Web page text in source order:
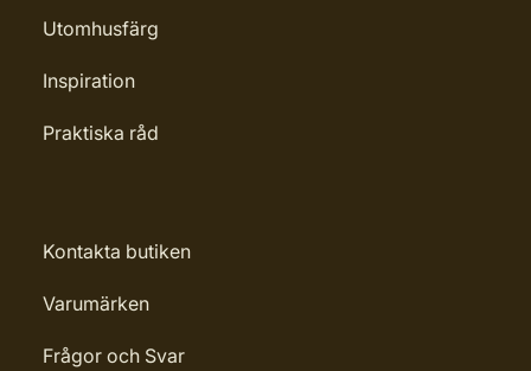
Utomhusfärg
Inspiration
Praktiska råd
Kontakta butiken
Varumärken
Frågor och Svar